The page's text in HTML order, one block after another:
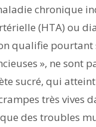
chronique
(HTA) ou
qualifie pourtant
», ne sont
sucré, qui
très vives
des troubles